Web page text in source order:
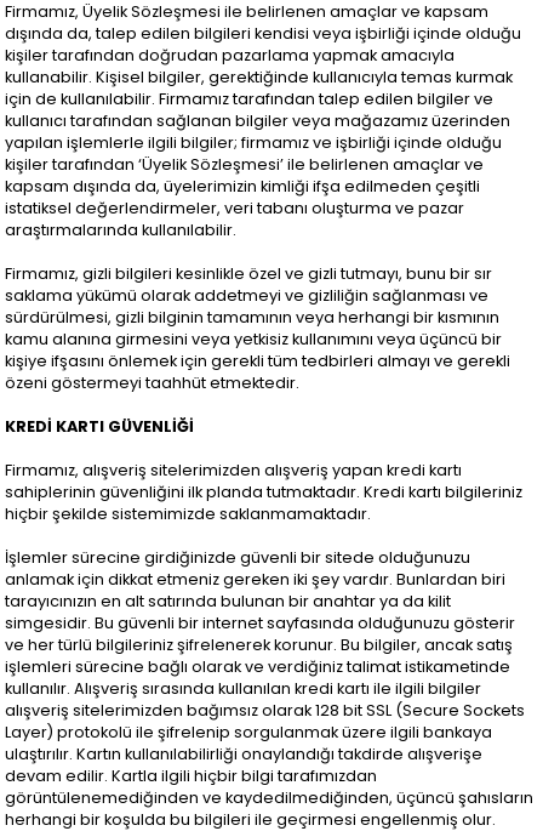
Firmamız, Üyelik Sözleşmesi ile belirlenen amaçlar ve kapsam
dışında da, talep edilen bilgileri kendisi veya işbirliği içinde olduğu
kişiler tarafından doğrudan pazarlama yapmak amacıyla
kullanabilir. Kişisel bilgiler, gerektiğinde kullanıcıyla temas kurmak
için de kullanılabilir. Firmamız tarafından talep edilen bilgiler ve
kullanıcı tarafından sağlanan bilgiler veya mağazamız üzerinden
yapılan işlemlerle ilgili bilgiler; firmamız ve işbirliği içinde olduğu
kişiler tarafından ‘Üyelik Sözleşmesi’ ile belirlenen amaçlar ve
kapsam dışında da, üyelerimizin kimliği ifşa edilmeden çeşitli
istatiksel değerlendirmeler, veri tabanı oluşturma ve pazar
araştırmalarında kullanılabilir.
Firmamız, gizli bilgileri kesinlikle özel ve gizli tutmayı, bunu bir sır
saklama yükümü olarak addetmeyi ve gizliliğin sağlanması ve
sürdürülmesi, gizli bilginin tamamının veya herhangi bir kısmının
kamu alanına girmesini veya yetkisiz kullanımını veya üçüncü bir
kişiye ifşasını önlemek için gerekli tüm tedbirleri almayı ve gerekli
özeni göstermeyi taahhüt etmektedir.
KREDİ KARTI GÜVENLİĞİ
Firmamız, alışveriş sitelerimizden alışveriş yapan kredi kartı
sahiplerinin güvenliğini ilk planda tutmaktadır. Kredi kartı bilgileriniz
hiçbir şekilde sistemimizde saklanmamaktadır.
İşlemler sürecine girdiğinizde güvenli bir sitede olduğunuzu
anlamak için dikkat etmeniz gereken iki şey vardır. Bunlardan biri
tarayıcınızın en alt satırında bulunan bir anahtar ya da kilit
simgesidir. Bu güvenli bir internet sayfasında olduğunuzu gösterir
ve her türlü bilgileriniz şifrelenerek korunur. Bu bilgiler, ancak satış
işlemleri sürecine bağlı olarak ve verdiğiniz talimat istikametinde
kullanılır. Alışveriş sırasında kullanılan kredi kartı ile ilgili bilgiler
alışveriş sitelerimizden bağımsız olarak 128 bit SSL (Secure Sockets
Layer) protokolü ile şifrelenip sorgulanmak üzere ilgili bankaya
ulaştırılır. Kartın kullanılabilirliği onaylandığı takdirde alışverişe
devam edilir. Kartla ilgili hiçbir bilgi tarafımızdan
görüntülenemediğinden ve kaydedilmediğinden, üçüncü şahısların
herhangi bir koşulda bu bilgileri ile geçirmesi engellenmiş olur.